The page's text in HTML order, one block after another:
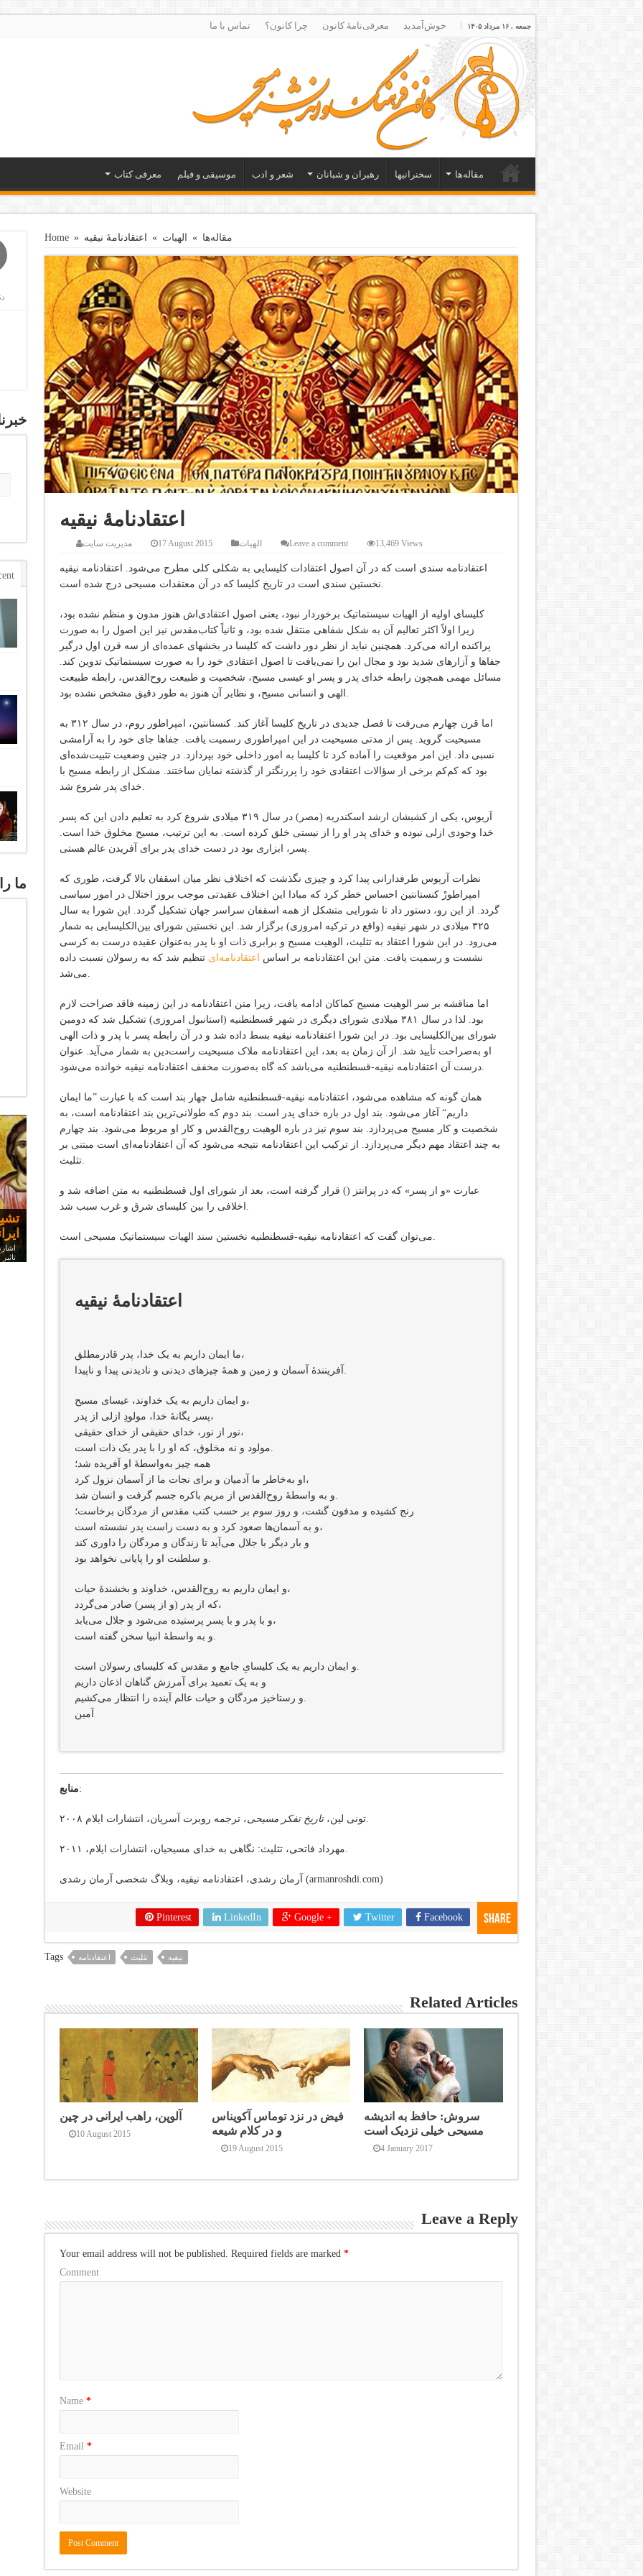
جمعه , ۱۶ مرداد ۱۴۰۵ خوش‌آمدید معرفی‌نامۀ کانون چرا کانون؟ تماس با ما
مقاله‌ها سخنرانیها رهبران و شبانان شعر و ادب موسیقی و فیلم معرفی کتاب
Home » مقاله‌ها » الهیات » اعتقادنامهٔ نیقیه
اعتقادنامهٔ نیقیه
مدیریت سایت 17 August 2015 الهیات Leave a comment 13,469 Views
اعتقادنامه سندی است که در آن اصول اعتقادات کلیسایی به شکلی کلی مطرح می‌شود. اعتقادنامه نیقیه
نخستین سندی است در تاریخ کلیسا که در آن معتقدات مسیحی درج شده است.
کلیسای اولیه از الهیات سیستماتیک برخوردار نبود، یعنی اصول اعتقادی‌اش هنوز مدون و منظم نشده بود،
زیرا اولاً اکثر تعالیم آن به شکل شفاهی منتقل شده بود، و ثانیاً کتاب‌مقدس نیز این اصول را به صورت
پراکنده ارائه می‌کرد. همچنین نباید از نظر دور داشت که کلیسا در بخشهای عمده‌ای از سه قرن‌ اول درگیر
جفاها و آزارهای شدید بود و مجال این را نمی‌یافت تا اصول اعتقادی خود را به صورت سیستماتیک تدوین کند.
مسائل مهمی همچون رابطه خدای پدر و پسر او عیسی مسیح، شخصیت و طبیعت روح‌القدس، رابطه طبیعت
الهی و انسانی مسیح، و نظایر آن هنوز به طور دقیق مشخص نشده بود.
اما قرن چهارم می‌رفت تا فصل جدیدی در تاریخ کلیسا آغاز کند. کنستانتین، امپراطور روم، در سال ۳۱۲ به
مسیحیت گروید. پس از مدتی مسیحیت در این امپراطوری رسمیت یافت. جفاها جای خود را به آرامشی
نسبی داد. این امر موقعیت را آماده کرد تا کلیسا به امور داخلی خود بپردازد. در چنین وضعیت تثبیت‌شده‌ای
بود که کم‌کم برخی از سؤالات اعتقادی خود را پررنگتر از گذشته نمایان ساختند. مشکل از رابطه مسیح با
خدای پدر شروع شد.
آریوس، یکی از کشیشان ارشد اسکندریه (مصر) در سال ۳۱۹ میلادی شروع کرد به تعلیم دادن این که پسر
خدا وجودی ازلی نبوده و خدای پدر او را از نیستی خلق کرده است. به این ترتیب، مسیح مخلوق خدا است.
پسر، ابزاری بود در دست خدای پدر برای آفریدن عالم هستی.
نظرات آریوس طرفدارانی پیدا کرد و چیزی نگذشت که اختلاف نظر میان اسقفان بالا گرفت، طوری که
امپراطورْ کنستانتین احساس خطر کرد که مبادا این اختلاف عقیدتی موجب بروز اختلال در امور سیاسی
گردد. از این رو، دستور داد تا شورایی متشکل از همه اسقفان سراسر جهان تشکیل گردد. این شورا به سال
۳۲۵ میلادی در شهر نیقیه (واقع در ترکیه امروزی) برگزار شد. این نخستین شورای بین‌الکلیسایی به شمار
می‌رود. در این شورا اعتقاد به تثلیث، الوهیت مسیح و برابری ذات او با پدر به‌عنوان عقیده درست به کرسی
نشست و رسمیت یافت. متن این اعتقادنامه بر اساس
اعتقادنامه‌ای تنظیم شد که به رسولان نسبت داده
می‌شد.
اما مناقشه بر سر الوهیت مسیح کماکان ادامه یافت، زیرا متن اعتقادنامه در این زمینه فاقد صراحت لازم
بود. لذا در سال ۳۸۱ میلادی شورای دیگری در شهر قسطنطنیه (استانبول امروزی) تشکیل شد که دومین
شورای بین‌الکلیسایی بود. در این شورا اعتقادنامه نیقیه بسط داده شد و در آن رابطه پسر با پدر و ذات الهی
او به‌صراحت تأیید شد. از آن زمان به بعد، این اعتقادنامه ملاک مسیحیت راست‌دین به شمار می‌آید. عنوان
درست آن اعتقادنامه نیقیه-قسطنطنیه می‌باشد که گاه به‌صورت مخفف اعتقادنامه نیقیه خوانده می‌شود.
همان گونه که مشاهده می‌شود، اعتقادنامه نیقیه-قسطنطنیه شامل چهار بند است که با عبارت ”ما ایمان
داریم“ آغاز می‌شود. بند اول در باره خدای پدر است. بند دوم که طولانی‌ترین بند اعتقادنامه است، به
شخصیت و کار مسیح می‌پردازد. بند سوم نیز در باره الوهیت روح‌القدس و کار او مربوط می‌شود. بند چهارم
به چند اعتقاد مهم دیگر می‌پردازد. از ترکیب این اعتقادنامه نتیجه می‌شود که آن اعتقادنامه‌ای است مبتنی بر
تثلیث.
عبارت «و از پسر» که در پرانتز () قرار گرفته است، بعد از شورای اول قسطنطنیه به متن اضافه شد و
اخلافی را بین کلیسای شرق و غرب سبب شد.
می‌توان گفت که اعتقادنامه نیقیه-قسطنطنیه نخستین سند الهیات سیستماتیک مسیحی است.
اعتقادنامهٔ نیقیه
ما ایمان داریم به یک خدا، پدر قادرمطلق،
آفرینندهٔ آسمان و زمین و همهٔ چیزهای دیدنی و نادیدنی پیدا و ناپیدا.
و ایمان داریم به یک خداوند، عیسای مسیح،
پسر یگانهٔ خدا، مولودِ ازلی از پدر،
نور از نور، خدای حقیقی از خدای حقیقی،
مولود و نه مخلوق، که او را با پدر یک ذات است.
همه چیز به‌واسطهٔ او آفریده شد؛
او به‌خاطر ما آدمیان و برای نجات ما از آسمان نزول کرد،
و به واسطهٔ روح‌القدس از مریم باکره جسم گرفت و انسان شد.
رنج کشیده و مدفون گشت، و روز سوم بر حسب کتب مقدس از مردگان برخاست؛
و به آسمان‌ها صعود کرد و به دست راست پدر نشسته است،
و بار دیگر با جلال می‌آید تا زندگان و مردگان را داوری کند
و سلطنت او را پایانی نخواهد بود.
و ایمان داریم به روح‌القدس، خداوند و بخشندهٔ حیات،
که از پدر (و از پسر) صادر می‌گردد،
و با پدر و با پسر پرستیده می‌شود و جلال می‌یابد،
و به واسطهٔ انبیا سخن گفته است.
و ایمان داریم به یک کلیسایِ جامع و مقدس که کلیسای رسولان است.
و به یک تعمید برای آمرزش گناهان اذعان داریم
و رستاخیز مردگان و حیات عالم آینده را انتظار می‌کشیم.
آمین
منابع:
تونی لین،تاریخ تفکر مسیحی ، ترجمه روبرت آسریان، انتشارات ایلام ۲۰۰۸.
مهرداد فاتحی، تثلیث: نگاهی به خدای مسیحیان، انتشارات ایلام، ۲۰۱۱.
آرمان رشدی، اعتقادنامه نیقیه، وبلاگ شخصی آرمان رشدی (armanroshdi.com)
Share
Facebook
Twitter
Google +
LinkedIn
Pinterest
Tags اعتقادنامه تثلیث نیقیه
Related Articles
سروش: حافظ به اندیشه
مسیحی خیلی نزدیک است
4 January 2017
فیض در نزد توماس آکویناس
و در کلام شیعه
19 August 2015
آلوپن، راهب ایرانی در چین
10 August 2015
Leave a Reply
Your email address will not be published. Required fields are marked *
Comment
Name *
Email *
Website
ما